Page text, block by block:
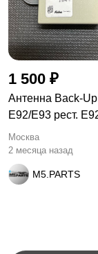
1 500 ₽
Антенна Back-
E92/E93 рест.
Москва
2 месяца назад
M5.PARTS